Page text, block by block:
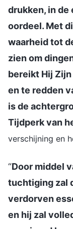
drukken, in
oordeel. Met
waarheid tot
zien om
bereikt Hij
en te redden
is de
Tijdperk van
verschijning en
“Door middel
tuchtiging zal
verdorven
en hij zal